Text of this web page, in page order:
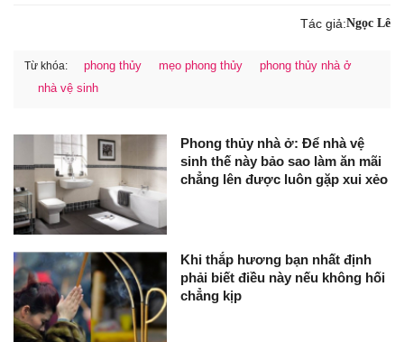
Tác giả:Ngọc Lê
Từ khóa: phong thủy mẹo phong thủy
phong thủy nhà ở
nhà vệ sinh
Phong thủy nhà ở: Để nhà vệ
sinh thế này bảo sao làm ăn mãi
chẳng lên được luôn gặp xui xẻo
Khi thắp hương bạn nhất định
phải biết điều này nếu không hối
chẳng kịp